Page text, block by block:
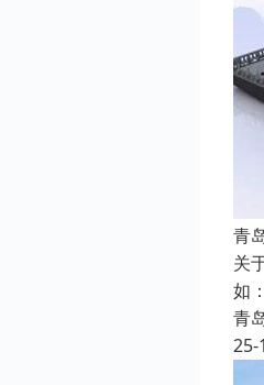
青
关
如
青
25-